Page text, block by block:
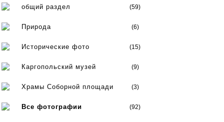
общий раздел (59)
Природа (6)
Исторические фото (15)
Каргопольский музей (9)
Храмы Соборной площади (3)
Все фотографии (92)